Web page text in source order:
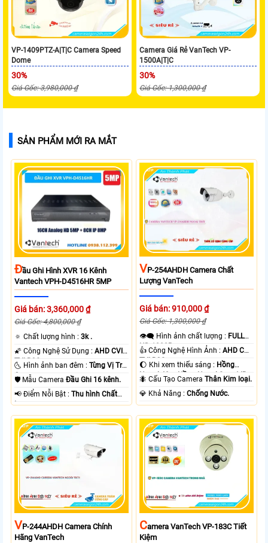
VP-1409PTZ-A|T|C Camera Speed
Dome
30%
Giá Gốc: 3,980,000 ₫
Camera Giá Rẻ VanTech VP-
1500A|T|C
30%
Giá Gốc: 1,300,000 ₫
SẢN PHẨM MỚI RA MẮT
ĐẦu Ghi Hình XVR 16 Kênh
Vantech VPH-D4516HR 5MP
Giá bán: 3,360,000 ₫
Giá Gốc: 4,800,000 ₫
🔅 Chất lượng hình :3k .
🌠 Công Nghệ Sử Dụng :AHD CVI
TVI BCS.
🌜 Hình ảnh ban đêm :Từng Vị Trí
Camera .
🛡 Mẫu CameraĐầu Ghi 16 kênh.
️📢 Điểm Nỗi Bật :Thu hình Chất
Lượng.
VP-254AHDH Camera Chất
Lượng VanTech
Giá bán: 910,000 ₫
Giá Gốc: 1,300,000 ₫
👁️‍🗨 Hình ảnh chất lượng : FULL
HD 1080P .
👍 Công Nghệ Hình Ảnh :AHD CVI
TVI BCS.
🌔 Khi xem thiếu sáng : Hồng
Ngoại 40m Hồng Ngoại Smart IR.
🐜 Cấu Tạo CameraThân Kim loại.
️💎 Khả Năng :Chống Nước.
VP-244AHDH Camera Chính
Hãng VanTech
CAmera VanTech VP-183C Tiết
Kiệm